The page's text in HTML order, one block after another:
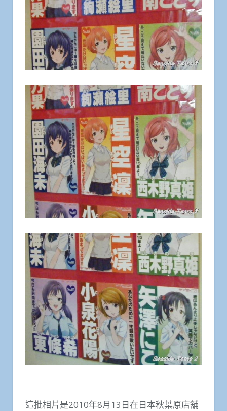
這批相片是2010年8月13日在日本秋葉原店舖